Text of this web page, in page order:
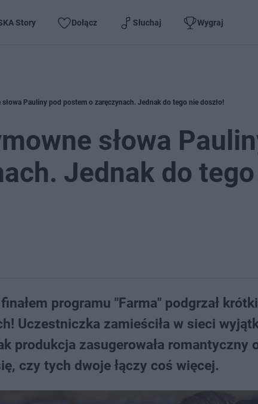
Story Dołącz Słuchaj Wygraj
słowa Pauliny pod postem o zaręczynach. Jednak do tego nie doszło!
słowa
Jednak do tego
programu "Farma" podgrzał
Uczestniczka zamieściła w sieci
produkcja zasugerowała romantyczny
czy tych dwoje łączy coś więcej.